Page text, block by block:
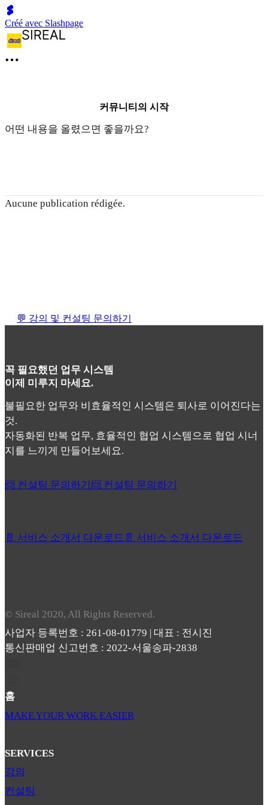
Créé avec Slashpage
커뮤니티의 시작
어떤 내용을 올렸으면 좋을까요?
Aucune publication rédigée.
💬 강의 및 컨설팅 문의하기
꼭 필요했던 업무 시스템
이제 미루지 마세요.
불필요한 업무와 비효율적인 시스템은 퇴사로 이어진다는
것.
자동화된 반복 업무, 효율적인 협업 시스템으로 협업 시너
지를 느끼게 만들어보세요.
📨 컨설팅 문의하기 📨 컨설팅 문의하기
📄 서비스 소개서 다운로드 📄 서비스 소개서 다운로드
© Sireal 2020, All Rights Reserved.
사업자 등록번호 : 261-08-01779 | 대표 : 전시진
통신판매업 신고번호 : 2022-서울송파-2838
홈
MAKE YOUR WORK EASIER
SERVICES
강의
컨설팅